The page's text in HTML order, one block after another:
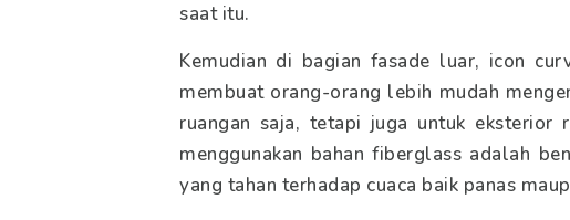
saat itu.
Kemudian di bagian fasade luar, icon
membuat orang-orang lebih mudah
ruangan saja, tetapi juga untuk eksterior
menggunakan bahan fiberglass adalah
yang tahan terhadap cuaca baik panas